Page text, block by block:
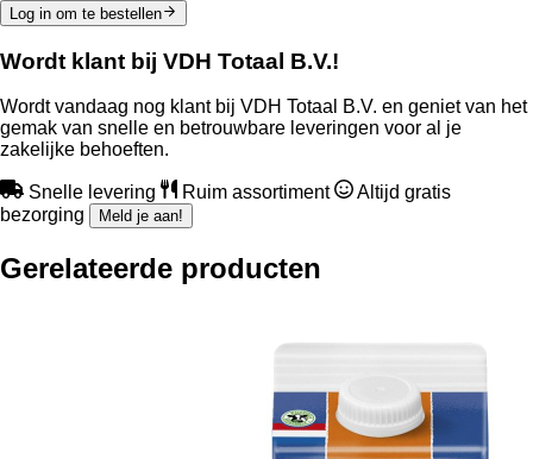
Log in om te bestellen
Wordt klant bij VDH Totaal B.V.!
Wordt vandaag nog klant bij VDH Totaal B.V. en geniet van het
gemak van snelle en betrouwbare leveringen voor al je
zakelijke behoeften.
Snelle levering Ruim assortiment
Altijd gratis
bezorging
Meld je aan!
Gerelateerde producten